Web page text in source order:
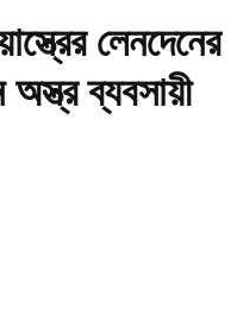
লেনদেনের
ব্যবসায়ী